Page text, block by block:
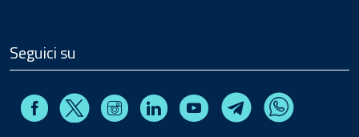
Seguici su
FacebookX InstagramLinkedin Youtube TelegramWhatsapp